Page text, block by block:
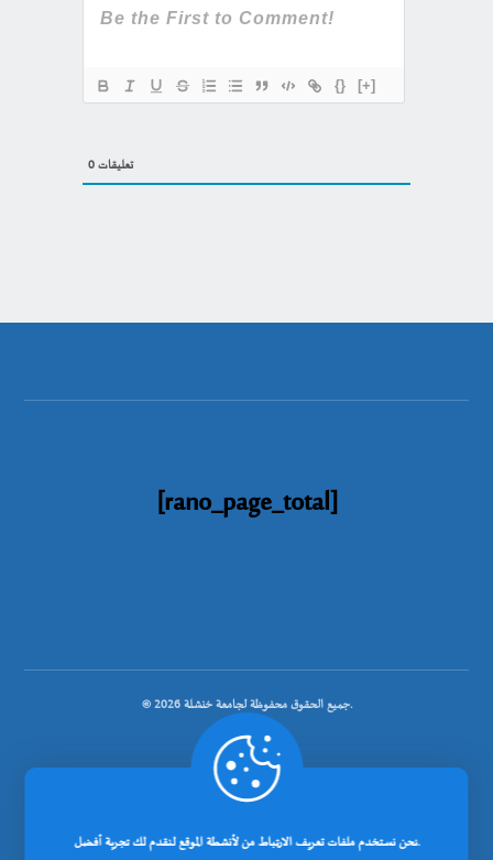
{} [+]
0تعليقات
[rano_page_total]
© جميع الحقوق محفوظة لجامعة خنشلة 2026.
.
تصميم شركة رانوبيت نحن نستخدم ملفات تعريف الارتباط من لأنشطة الموقع لنقدم لك تجربة أفضل.